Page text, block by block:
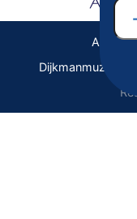
Dijkmanmuziek